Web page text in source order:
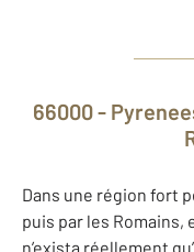
66000 -
Dans une région fort
puis par les Romains,
n’exista réellement